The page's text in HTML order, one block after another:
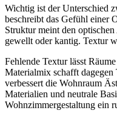
Wichtig ist der Unterschied
beschreibt das Gefühl einer
Struktur meint den
gewellt oder kantig. Textur
Fehlende Textur lässt
Materialmix schafft
verbessert die Wohnraum
Materialien und neutrale
Wohnzimmergestaltung ein